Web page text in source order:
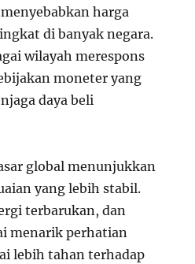
harga
di banyak negara.
wilayah merespons
moneter yang
daya beli
global menunjukkan
yang lebih stabil.
terbarukan, dan
menarik perhatian
lebih tahan terhadap